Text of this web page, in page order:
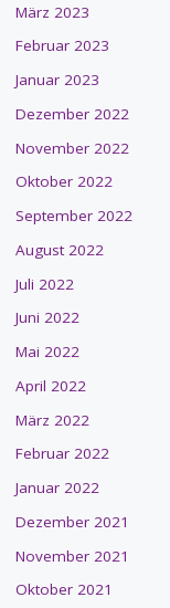
März 2023
Februar 2023
Januar 2023
Dezember 2022
November 2022
Oktober 2022
September 2022
August 2022
Juli 2022
Juni 2022
Mai 2022
April 2022
März 2022
Februar 2022
Januar 2022
Dezember 2021
November 2021
Oktober 2021